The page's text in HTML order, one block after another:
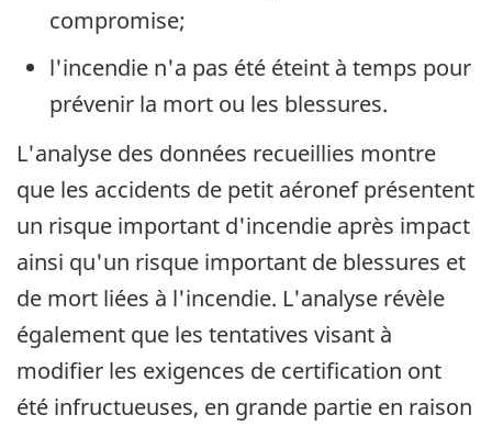
compromise;
l'incendie n'a pas été éteint à temps pour
prévenir la mort ou les blessures.
L'analyse des données recueillies montre
que les accidents de petit aéronef présentent
un risque important d'incendie après impact
ainsi qu'un risque important de blessures et
de mort liées à l'incendie. L'analyse révèle
également que les tentatives visant à
modifier les exigences de certification ont
été infructueuses, en grande partie en raison